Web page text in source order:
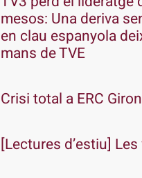
mesos: Una deriva
en clau espanyola
mans de TVE
Crisi total a ERC
[Lectures d’estiu]